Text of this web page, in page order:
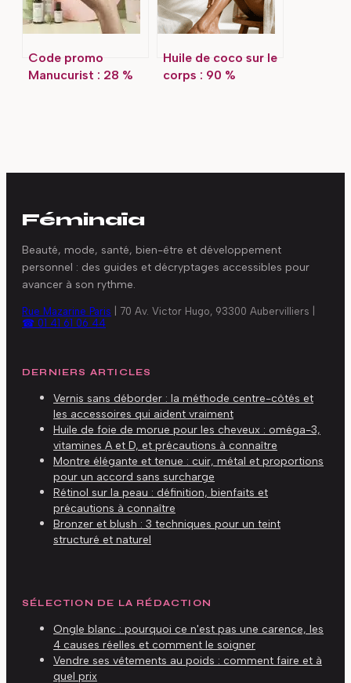
Code promo
Manucurist : 28 %
Huile de coco sur le
corps : 90 %
Féminaïa
Beauté, mode, santé, bien-être et développement
personnel : des guides et décryptages accessibles pour
avancer à son rythme.
Rue Mazarine Paris 70 Av. Victor Hugo, 93300 Aubervilliers
☎ 01 41 61 06 44
DERNIERS ARTICLES
Vernis sans déborder : la méthode centre-côtés et
les accessoires qui aident vraiment
Huile de foie de morue pour les cheveux : oméga-3,
vitamines A et D, et précautions à connaître
Montre élégante et tenue : cuir, métal et proportions
pour un accord sans surcharge
Rétinol sur la peau : définition, bienfaits et
précautions à connaître
Bronzer et blush : 3 techniques pour un teint
structuré et naturel
SÉLECTION DE LA RÉDACTION
Ongle blanc : pourquoi ce n'est pas une carence, les
4 causes réelles et comment le soigner
Vendre ses vêtements au poids : comment faire et à
quel prix